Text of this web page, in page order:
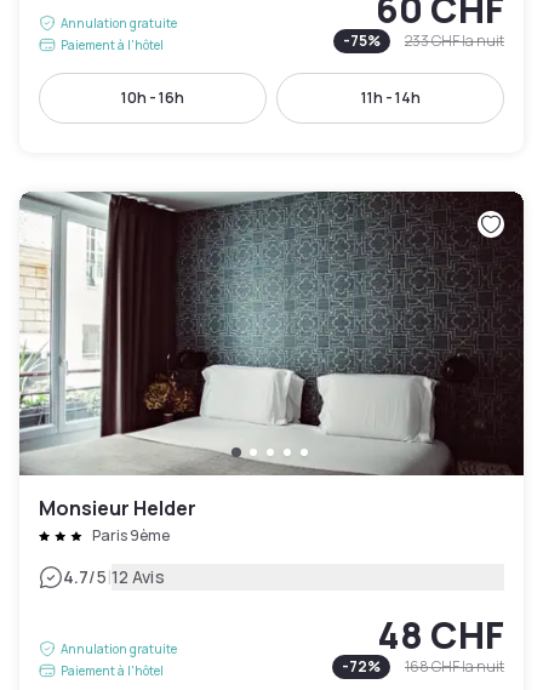
Annulation gratuite
Paiement à l'hôtel
-75% 233 CHFla nuit
10h - 16h 11h - 14h
Monsieur Helder
Paris 9ème
4.7/5|12 Avis
Annulation gratuite
Paiement à l'hôtel
48 CHF
-72% 168 CHFla nuit